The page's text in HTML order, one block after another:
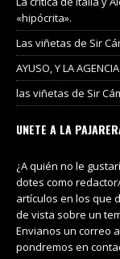
«hipócrita».
Las viñetas de Sir
AYUSO, Y LA
las viñetas de Sir
UNETE A LA
¿A quién no le
dotes como
artículos en los que
de vista sobre un
Envianos un correo
pondremos en